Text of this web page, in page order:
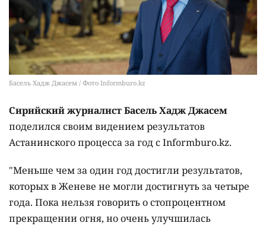
Басель Хадж Джасем / Фото Informburo.kz
Сирийский журналист Басель Хадж Джасем
поделился своим видением результатов
Астанинского процесса за год с Informburo.kz.
"Меньше чем за один год достигли результатов,
которых в Женеве не могли достигнуть за четыре
года. Пока нельзя говорить о стопроцентном
прекращении огня, но очень улучшилась